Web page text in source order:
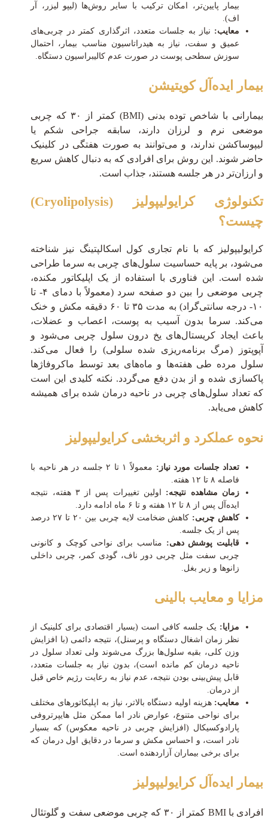
بیمار پایین‌تر، امکان ترکیب با سایر روش‌ها (لیپو لیزر، آر
اف).
معایب: نیاز به جلسات متعدد، اثرگذاری کمتر در چربی‌های
عمیق و سفت، نیاز به هیدراتاسیون مناسب بیمار، احتمال
سوزش سطحی پوست در صورت عدم کالیبراسیون دستگاه.
بیمار ایده‌آل کویتیشن
بیمارانی با شاخص توده بدنی (BMI) کمتر از ۳۰ که چربی
موضعی نرم و لرزان دارند، سابقه جراحی شکم یا
لیپوساکشن ندارند، و می‌توانند به صورت هفتگی در کلینیک
حاضر شوند. این روش برای افرادی که به دنبال کاهش سریع
و ارزان‌تر در هر جلسه هستند، جذاب است.
تکنولوژی کرایولیپولیز (Cryolipolysis)
چیست؟
کرایولیپولیز که با نام تجاری کول اسکالپتینگ نیز شناخته
می‌شود، بر پایه حساسیت سلول‌های چربی به سرما طراحی
شده است. این فناوری با استفاده از یک اپلیکاتور مکنده،
چربی موضعی را بین دو صفحه سرد (معمولاً با دمای ۴- تا
۱۰- درجه سانتی‌گراد) به مدت ۳۵ تا ۶۰ دقیقه مکش و خنک
می‌کند. سرما بدون آسیب به پوست، اعصاب و عضلات،
باعث ایجاد کریستال‌های یخ درون سلول چربی می‌شود و
آپوپتوز (مرگ برنامه‌ریزی شده سلولی) را فعال می‌کند.
سلول مرده طی هفته‌ها و ماه‌های بعد توسط ماکروفاژها
پاکسازی شده و از بدن دفع می‌گردد. نکته کلیدی این است
که تعداد سلول‌های چربی در ناحیه درمان شده برای همیشه
کاهش می‌یابد.
نحوه عملکرد و اثربخشی کرایولیپولیز
تعداد جلسات مورد نیاز:
معمولاً ۱ تا ۲ جلسه در هر ناحیه با
فاصله ۸ تا ۱۲ هفته.
زمان مشاهده نتیجه:
اولین تغییرات پس از ۳ هفته، نتیجه
ایده‌آل پس از ۸ تا ۱۲ هفته و تا ۶ ماه ادامه دارد.
کاهش چربی:
کاهش ضخامت لایه چربی بین ۲۰ تا ۲۷ درصد
پس از یک جلسه.
قابلیت پوشش دهی: مناسب برای نواحی کوچک و کانونی
چربی سفت مثل چربی دور ناف، گودی کمر، چربی داخلی
زانوها و زیر بغل.
مزایا و معایب بالینی
مزایا: یک جلسه کافی است (بسیار اقتصادی برای کلینیک از
نظر زمان اشغال دستگاه و پرسنل)، نتیجه دائمی (با افزایش
وزن کلی، بقیه سلول‌ها بزرگ می‌شوند ولی تعداد سلول در
ناحیه درمان کم مانده است)، بدون نیاز به جلسات متعدد،
قابل پیش‌بینی بودن نتیجه، عدم نیاز به رعایت رژیم خاص قبل
از درمان.
معایب: هزینه اولیه دستگاه بالاتر، نیاز به اپلیکاتورهای مختلف
برای نواحی متنوع، عوارض نادر اما ممکن مثل هایپرتروفی
پارادوکسیکال (افزایش چربی در ناحیه معکوس) که بسیار
نادر است، و احساس مکش و سرما در دقایق اول درمان که
برای برخی بیماران آزاردهنده است.
بیمار ایده‌آل کرایولیپولیز
افرادی با BMI کمتر از ۳۰ که چربی موضعی سفت و گلوتئال